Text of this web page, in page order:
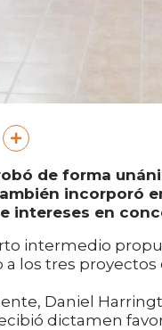
de forma
incorporó
intereses en
intermedio
los tres
Daniel
dictamen